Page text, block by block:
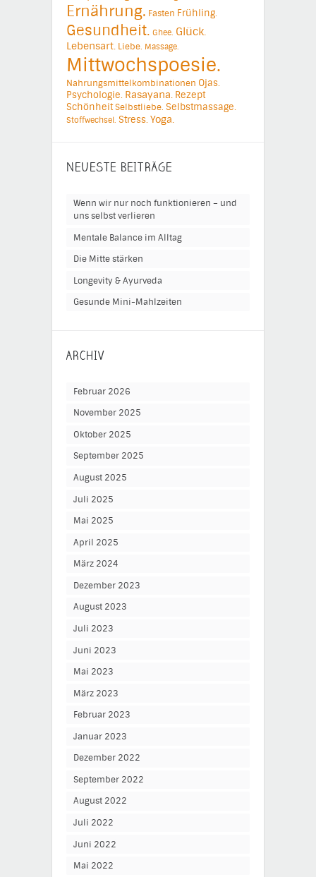
Ernährung. Fasten Frühling.
Gesundheit. Ghee. Glück.
Lebensart. Liebe. Massage.
Mittwochspoesie.
Nahrungsmittelkombinationen Ojas.
Psychologie. Rasayana. Rezept
SchönheitSelbstliebe. Selbstmassage.
Stoffwechsel. Stress.Yoga.
NEUESTE BEITRÄGE
Wenn wir nur noch funktionieren – und
uns selbst verlieren
Mentale Balance im Alltag
Die Mitte stärken
Longevity & Ayurveda
Gesunde Mini-Mahlzeiten
ARCHIV
Februar 2026
November 2025
Oktober 2025
September 2025
August 2025
Juli 2025
Mai 2025
April 2025
März 2024
Dezember 2023
August 2023
Juli 2023
Juni 2023
Mai 2023
März 2023
Februar 2023
Januar 2023
Dezember 2022
September 2022
August 2022
Juli 2022
Juni 2022
Mai 2022